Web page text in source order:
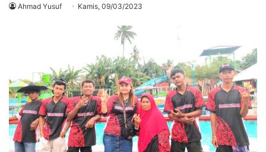
Ahmad Yusuf Kamis, 09/03/2023